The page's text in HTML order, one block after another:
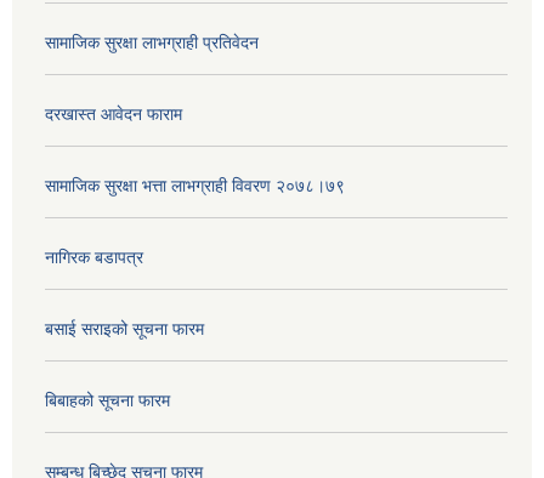
सामाजिक सुरक्षा लाभग्राही प्रतिवेदन
दरखास्त आवेदन फाराम
सामाजिक सुरक्षा भत्ता लाभग्राही विवरण २०७८।७९
नागिरक बडापत्र
बसाई सराइको सूचना फारम
बिबाहको सूचना फारम
सम्बन्ध बिच्छेद सूचना फारम